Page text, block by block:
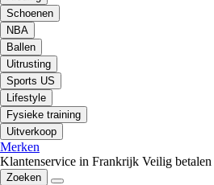
Schoenen
NBA
Ballen
Uitrusting
Sports US
Lifestyle
Fysieke training
Uitverkoop
Merken
Klantenservice in Frankrijk Veilig betalen
Zoeken